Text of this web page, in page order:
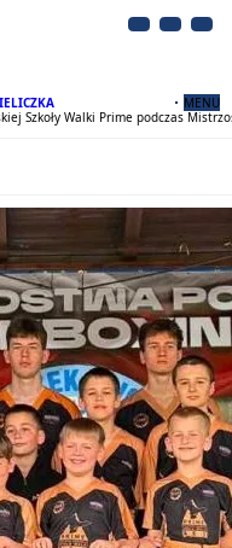
MENU
Szkoły Walki Prime podczas